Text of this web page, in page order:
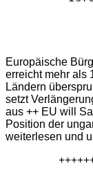
Europäische
erreicht mehr als
Ländern
setzt
aus ++ EU will
Position der
weiterlesen und